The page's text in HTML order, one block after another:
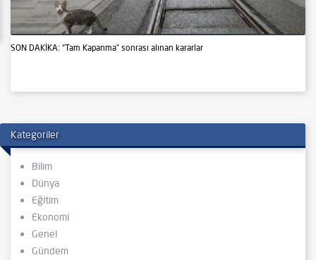
SON DAKİKA: “Tam Kapanma” sonrası alınan kararlar
Kategoriler
Bilim
Dünya
Eğitim
Ekonomi
Genel
Gündem